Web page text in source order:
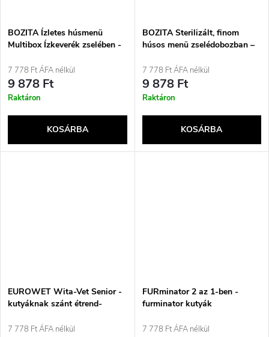
BOZITA Ízletes húsmenü
Multibox Ízkeverék zselében -
12 x 85g
7 778 Ft ÁFA nélkül
9 878 Ft
Raktáron
KOSÁRBA
BOZITA Sterilizált, finom
húsos menü zselédobozban –
7 778 Ft ÁFA nélkül
9 878 Ft
Raktáron
KOSÁRBA
EUROWET Wita-Vet Senior -
kutyáknak szánt étrend-
7 778 Ft ÁFA nélkül
FURminator 2 az 1-ben -
furminator kutyák
formázásához
7 778 Ft ÁFA nélkül